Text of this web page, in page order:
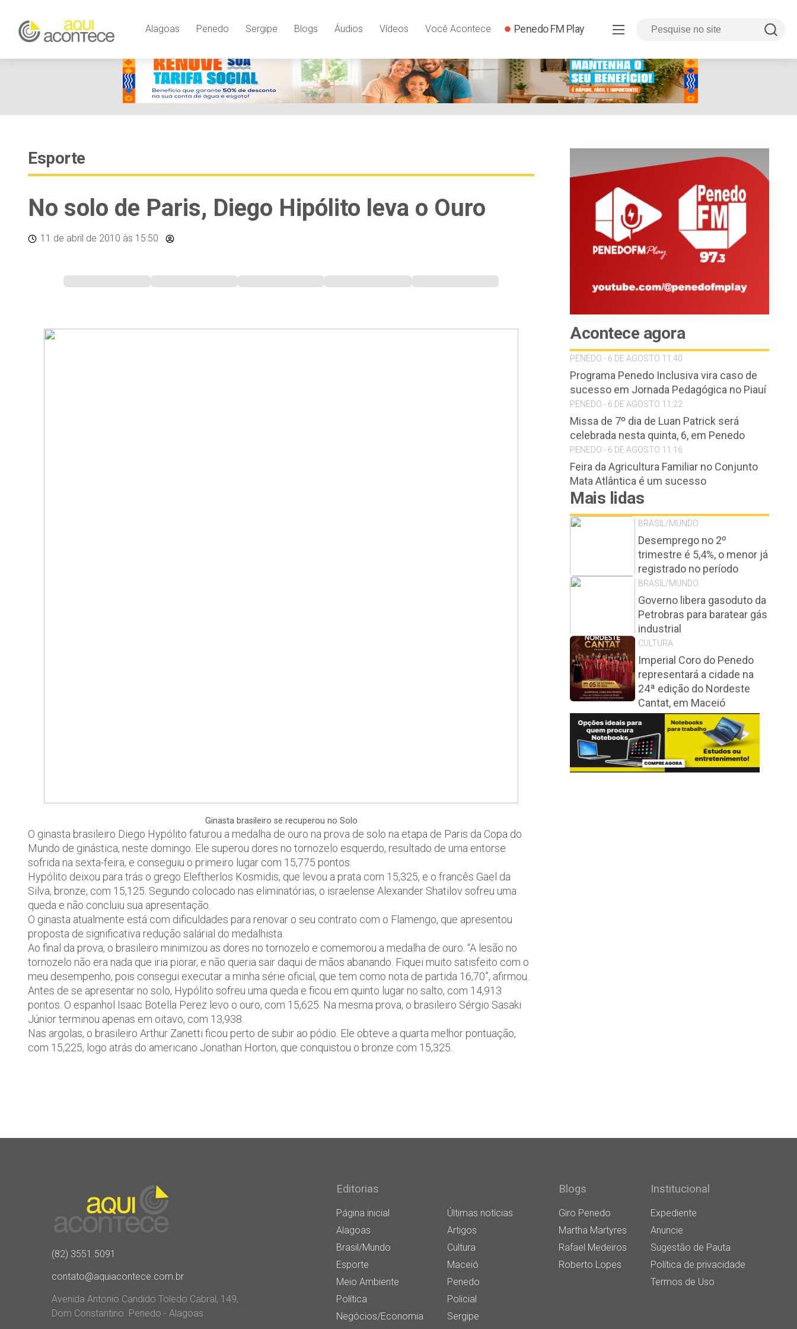
Alagoas Penedo Sergipe Blogs Áudios Vídeos Você Acontece Penedo FM Play
Esporte
No solo de Paris, Diego Hipólito leva o Ouro
11 de abril de 2010 às 15:50
Ginasta brasileiro se recuperou no Solo
O ginasta brasileiro Diego Hypólito faturou a medalha de ouro na prova de solo na etapa de Paris da Copa do
Mundo de ginástica, neste domingo. Ele superou dores no tornozelo esquerdo, resultado de uma entorse
sofrida na sexta-feira, e conseguiu o primeiro lugar com 15,775 pontos.
Hypólito deixou para trás o grego Eleftherlos Kosmidis, que levou a prata com 15,325, e o francês Gael da
Silva, bronze, com 15,125. Segundo colocado nas eliminatórias, o israelense Alexander Shatilov sofreu uma
queda e não concluiu sua apresentação.
O ginasta atualmente está com dificuldades para renovar o seu contrato com o Flamengo, que apresentou
proposta de significativa redução salárial do medalhista.
Ao final da prova, o brasileiro minimizou as dores no tornozelo e comemorou a medalha de ouro. “A lesão no
tornozelo não era nada que iria piorar, e não queria sair daqui de mãos abanando. Fiquei muito satisfeito com o
meu desempenho, pois consegui executar a minha série oficial, que tem como nota de partida 16,70”, afirmou.
Antes de se apresentar no solo, Hypólito sofreu uma queda e ficou em quinto lugar no salto, com 14,913
pontos. O espanhol Isaac Botella Perez levo o ouro, com 15,625. Na mesma prova, o brasileiro Sérgio Sasaki
Júnior terminou apenas em oitavo, com 13,938.
Nas argolas, o brasileiro Arthur Zanetti ficou perto de subir ao pódio. Ele obteve a quarta melhor pontuação,
com 15,225, logo atrás do americano Jonathan Horton, que conquistou o bronze com 15,325.
Acontece agora
PENEDO - 6 DE AGOSTO 11:40
Programa Penedo Inclusiva vira caso de
sucesso em Jornada Pedagógica no Piauí
PENEDO - 6 DE AGOSTO 11:22
Missa de 7º dia de Luan Patrick será
celebrada nesta quinta, 6, em Penedo
PENEDO - 6 DE AGOSTO 11:16
Feira da Agricultura Familiar no Conjunto
Mata Atlântica é um sucesso
Mais lidas
BRASIL/MUNDO
Desemprego no 2º
trimestre é 5,4%, o menor já
registrado no período
BRASIL/MUNDO
Governo libera gasoduto da
Petrobras para baratear gás
industrial
CULTURA
Imperial Coro do Penedo
representará a cidade na
24ª edição do Nordeste
Cantat, em Maceió
(82) 3551.5091
contato@aquiacontece.com.br
Avenida Antonio Candido Toledo Cabral, 149,
Dom Constantino. Penedo - Alagoas
Editorias
Página inicial
Últimas notícias
Alagoas
Artigos
Brasil/Mundo
Cultura
Esporte
Maceió
Meio Ambiente
Penedo
Política
Policial
Negócios/Economia
Sergipe
Blogs
Giro Penedo
Martha Martyres
Rafael Medeiros
Roberto Lopes
Institucional
Expediente
Anuncie
Sugestão de Pauta
Política de privacidade
Termos de Uso